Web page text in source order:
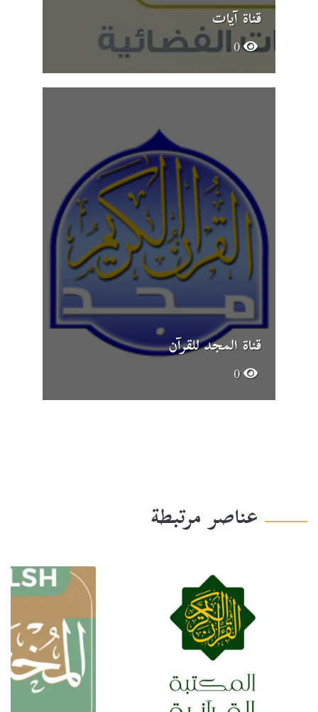
قناة المجد للقرآن
0
قناة آيات
0
عناصر مرتبطة